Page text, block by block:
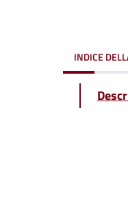
INDICE